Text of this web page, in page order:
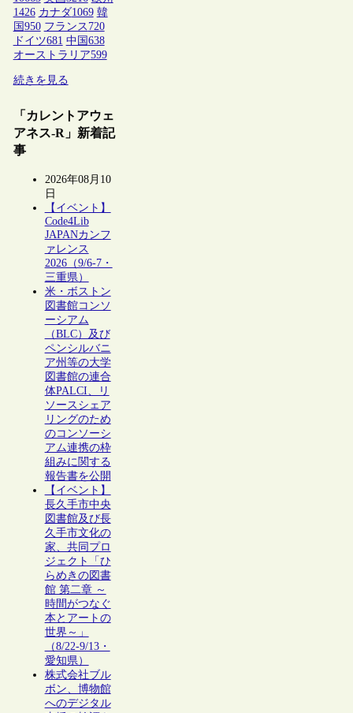
1426 カナダ1069 韓
国 950 フランス 720
ドイツ681 中国 638
オーストラリア599
続きを見る
「カレントアウェ
アネス-R」新着記
事
2026年08月10
日
【イベント】
Code4Lib
JAPANカンフ
ァレンス
2026（9/6-7・
三重県）
米・ボストン
図書館コンソ
ーシアム
（BLC）及び
ペンシルバニ
ア州等の大学
図書館の連合
体PALCI、リ
ソースシェア
リングのため
のコンソーシ
アム連携の枠
組みに関する
報告書を公開
【イベント】
長久手市中央
図書館及び長
久手市文化の
家、共同プロ
ジェクト「ひ
らめきの図書
館 第二章 ～
時間がつなぐ
本とアートの
世界～」
（8/22-9/13・
愛知県）
株式会社ブル
ボン、博物館
へのデジタル